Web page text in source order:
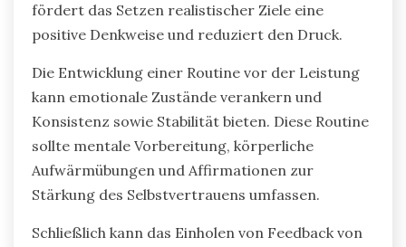
fördert das Setzen realistischer Ziele eine
positive Denkweise und reduziert den Druck.
Die Entwicklung einer Routine vor der Leistung
kann emotionale Zustände verankern und
Konsistenz sowie Stabilität bieten. Diese Routine
sollte mentale Vorbereitung, körperliche
Aufwärmübungen und Affirmationen zur
Stärkung des Selbstvertrauens umfassen.
Schließlich kann das Einholen von Feedback von